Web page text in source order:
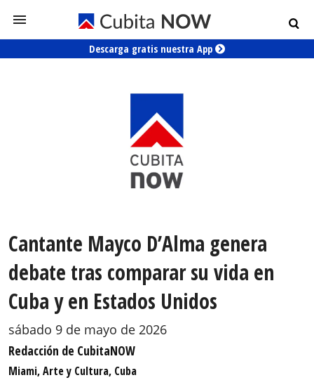
Descarga gratis nuestra App
Cantante Mayco D’Alma genera
debate tras comparar su vida en
Cuba y en Estados Unidos
sábado 9 de mayo de 2026
Redacción de CubitaNOW
Miami, Arte y Cultura, Cuba